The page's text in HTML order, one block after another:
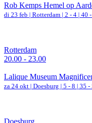
Rob Kemps Hemel op
di 23 feb | Rotterdam | 2 - 4 | 40
Rotterdam
20.00 - 23.00
Lalique Museum
za 24 okt | Doesburg | 5 - 8 | 35 -
Doesburg